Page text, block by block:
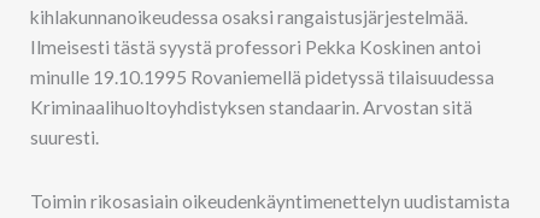
kihlakunnanoikeudessa osaksi rangaistusjärjestelmää.
Ilmeisesti tästä syystä professori Pekka Koskinen antoi
minulle 19.10.1995 Rovaniemellä pidetyssä tilaisuudessa
Kriminaalihuoltoyhdistyksen standaarin. Arvostan sitä
suuresti.
Toimin rikosasiain oikeudenkäyntimenettelyn uudistamista